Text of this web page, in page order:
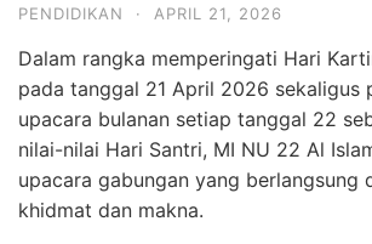
PENDIDIKAN · APRIL 21, 2026
Dalam rangka memperingati Hari
pada tanggal 21 April 2026 sekaligus
upacara bulanan setiap tanggal 22
nilai-nilai Hari Santri, MI NU 22 Al
upacara gabungan yang berlangsung
khidmat dan makna.